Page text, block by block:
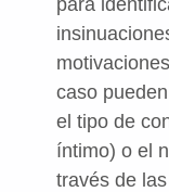
caso
el tipo de
íntimo) o el
través de